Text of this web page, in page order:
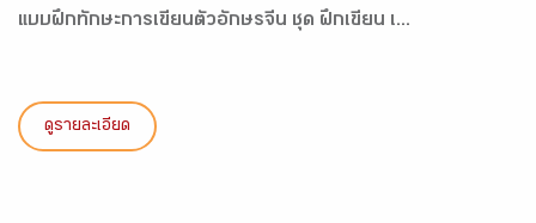
แบบฝึกทักษะการเขียนตัวอักษรจีน ชุด ฝึกเขียน เ...
ดูรายละเอียด